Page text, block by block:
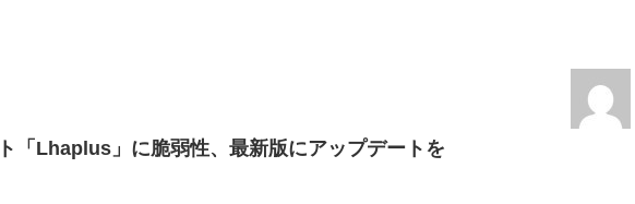
「Lhaplus」に脆弱性、最新版にアップデートを